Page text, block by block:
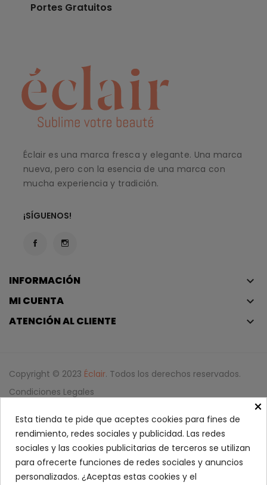
Good Girl Jasmine Absolute...
60,25 €
Portes Gratuitos
Éclair es una marca fresca y elegante. Una marca
nueva, pero con la esencia de una marca con
mucha experiencia y tradición.
¡SÍGUENOS!
INFORMACIÓN keyboard_arrow_down
MI CUENTA keyboard_arrow_down
ATENCIÓN AL CLIENTE keyboard_arrow_down
Copyright © 2023 Éclair. Todos los derechos reservados.
Condiciones Legales
Iniciar Sesión
×
Esta tienda te pide que aceptes cookies para fines de
rendimiento, redes sociales y publicidad. Las redes
sociales y las cookies publicitarias de terceros se utilizan
para ofrecerte funciones de redes sociales y anuncios
personalizados. ¿Aceptas estas cookies y el